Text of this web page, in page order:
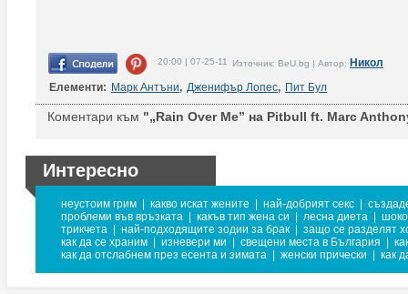
20:00 | 07-25-11 Източник: BeU.bg | Автор: Никол
Елементи: Марк Антъни, Дженифър Лопес, Пит Бул
Коментари към "„Rain Over Me” на Pitbull ft. Marc
Интересно
неустоим грим какво искат жените най-добрият секс
проблеми във връзката
какъв тип жена си лесна диета
трикчета
най-подходящите зодии за брак
защо се разделят
как да се храним
изневери ми свещени места в България
как да отслабнем през есента и зимата
женски прически как